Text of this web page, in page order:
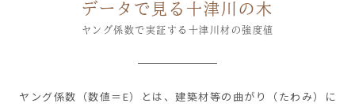
データで見る十津川の木
ヤング係数で実証する十津川材の強度値
ヤング係数（数値＝E）とは、建築材等の曲がり（たわみ）に